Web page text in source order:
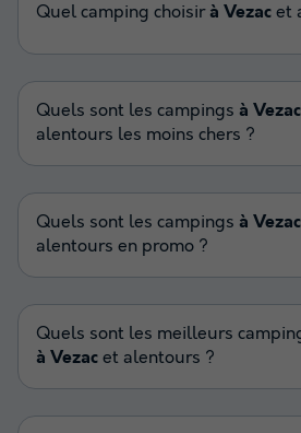
Quel camping choisirà Vezac et
Quels sont les campings à Vezac
alentours les moins chers ?
Quels sont les campings à Vezac
alentours en promo ?
Quels sont les meilleurs
à Vezac et alentours ?